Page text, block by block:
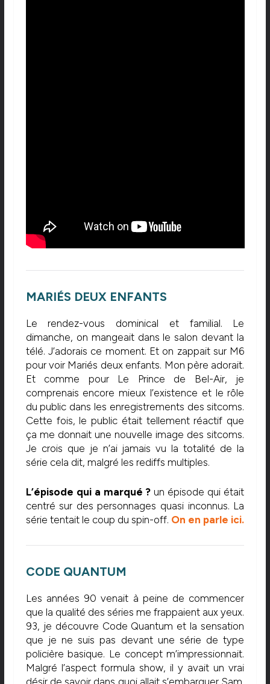
MARIÉS DEUX ENFANTS
Le rendez-vous dominical et familial. Le
dimanche, on mangeait dans le salon devant la
télé. J’adorais ce moment. Et on zappait sur M6
pour voir Mariés deux enfants. Mon père adorait.
Et comme pour Le Prince de Bel-Air, je
comprenais encore mieux l’existence et le rôle
du public dans les enregistrements des sitcoms.
Cette fois, le public était tellement réactif que
ça me donnait une nouvelle image des sitcoms.
Je crois que je n’ai jamais vu la totalité de la
série cela dit, malgré les rediffs multiples.
L’épisode qui a marqué ?un épisode qui était
centré sur des personnages quasi inconnus. La
série tentait le coup du spin-off. On en parle ici.
CODE QUANTUM
Les années 90 venait à peine de commencer
que la qualité des séries me frappaient aux yeux.
93, je découvre Code Quantum et la sensation
que je ne suis pas devant une série de type
policière basique. Le concept m’impressionnait.
Malgré l’aspect formula show, il y avait un vrai
désir de savoir dans quoi allait s’embarquer Sam.